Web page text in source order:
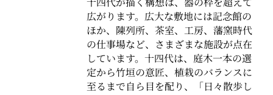
広がります。広大な敷地には記念館の
ほか、陳列所、茶室、工房、藩窯時代
の仕事場など、さまざまな施設が点在
しています。十四代は、庭木一本の選
定から竹垣の意匠、植栽のバランスに
至るまで自ら目を配り、「日々散歩し